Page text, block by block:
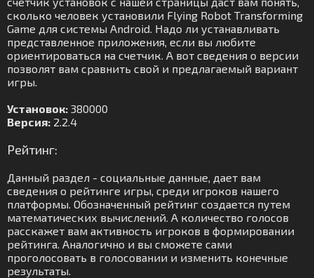
сколько человек установили Flying Robot Transforming
Game для системы Android. Надо ли устанавливать
представленное приложения, если вы любите
ориентироваться на счетчик. А вот сведения о версии
позволят вам сравнить свой и предлагаемый вариант
игры.
Установок: 380000
Версия: 2.2.4
Рейтинг:
Данный раздел - социальные данные, дает вам
сведения о рейтинге игры, среди игроков нашего
платформы. Обозначенный рейтинг создается путем
математических вычислений. А количество голосов
расскажет вам активность игроков в формировании
рейтинга. Аналогично и вы сможете сами
проголосовать в голосовании и изменить конечные
результаты.